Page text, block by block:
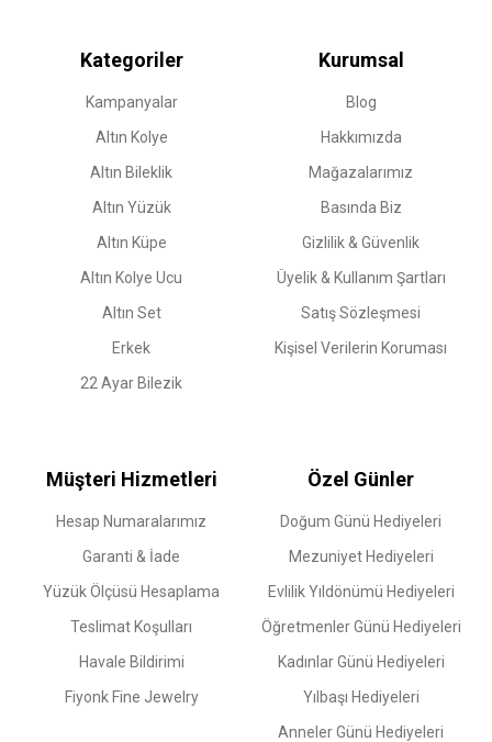
Kategoriler
Kampanyalar
Altın Kolye
Altın Bileklik
Altın Yüzük
Altın Küpe
Altın Kolye Ucu
Altın Set
Erkek
22 Ayar Bilezik
Kurumsal
Blog
Hakkımızda
Mağazalarımız
Basında Biz
Gizlilik & Güvenlik
Üyelik & Kullanım Şartları
Satış Sözleşmesi
Kişisel Verilerin Koruması
Müşteri Hizmetleri
Hesap Numaralarımız
Garanti & İade
Yüzük Ölçüsü Hesaplama
Teslimat Koşulları
Havale Bildirimi
Fiyonk Fine Jewelry
Özel Günler
Doğum Günü Hediyeleri
Mezuniyet Hediyeleri
Evlilik Yıldönümü Hediyeleri
Öğretmenler Günü Hediyeleri
Kadınlar Günü Hediyeleri
Yılbaşı Hediyeleri
Anneler Günü Hediyeleri